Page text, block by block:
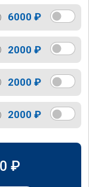
6000 ₽
2000 ₽
2000 ₽
2000 ₽
₽